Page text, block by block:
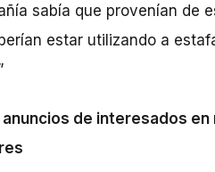
sabía que provenían de
estar utilizando a
de interesados